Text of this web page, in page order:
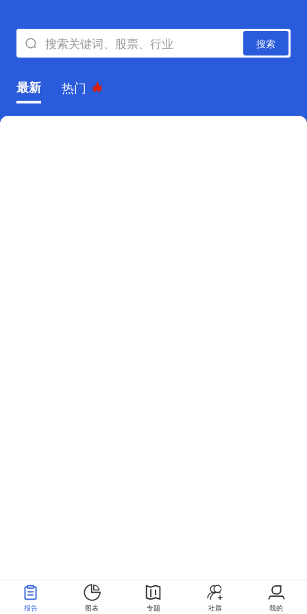
搜索关键词、股票、行业 搜索
最新 热门
报告 图表 专题 社群 我的